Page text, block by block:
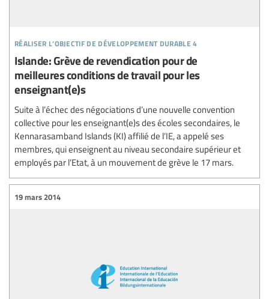
réaliser l’objectif de développement durable 4
Islande: Grève de revendication pour de
meilleures conditions de travail pour les
enseignant(e)s
Suite à l’échec des négociations d’une nouvelle convention
collective pour les enseignant(e)s des écoles secondaires, le
Kennarasamband Islands (KI) affilié de l’IE, a appelé ses
membres, qui enseignent au niveau secondaire supérieur et
employés par l’Etat, à un mouvement de grève le 17 mars.
19 mars 2014